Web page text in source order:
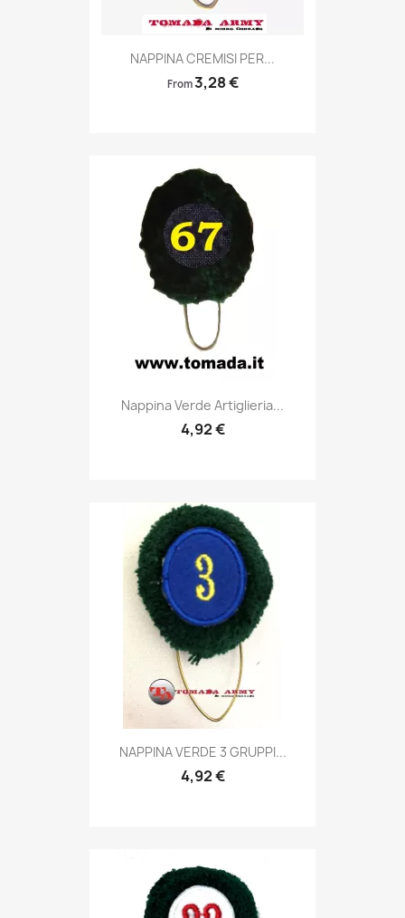
Anteprima
NAPPINA CREMISI PER...
From3,28 €
Anteprima
Nappina Verde Artiglieria...
4,92 €
Anteprima
NAPPINA VERDE 3 GRUPPI...
4,92 €